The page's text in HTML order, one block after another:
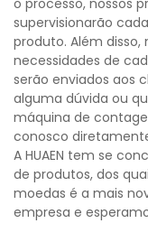
o processo, nossos
supervisionarão
produto. Além
necessidades de
serão enviados aos
alguma dúvida ou
máquina de
conosco
A HUAEN tem se
de produtos, dos
moedas é a mais
empresa e